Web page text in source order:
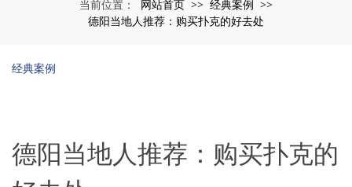
当前位置： 网站首页 >> 经典案例 >>
德阳当地人推荐：购买扑克的好去处
经典案例
德阳当地人推荐：购买扑克的